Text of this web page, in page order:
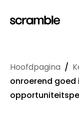
Hoofdpagina /
onroerend goed